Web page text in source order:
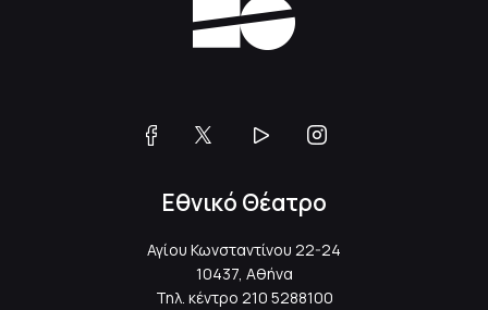
Εθνικό Θέατρο
Αγίου Κωνσταντίνου 22-24
10437, Αθήνα
Τηλ. κέντρο 210 5288100